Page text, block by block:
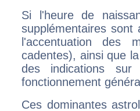
Si l'heure de
supplémentaires sont
l'accentuation des
cadentes), ainsi que
des indications sur
fonctionnement
Ces dominantes